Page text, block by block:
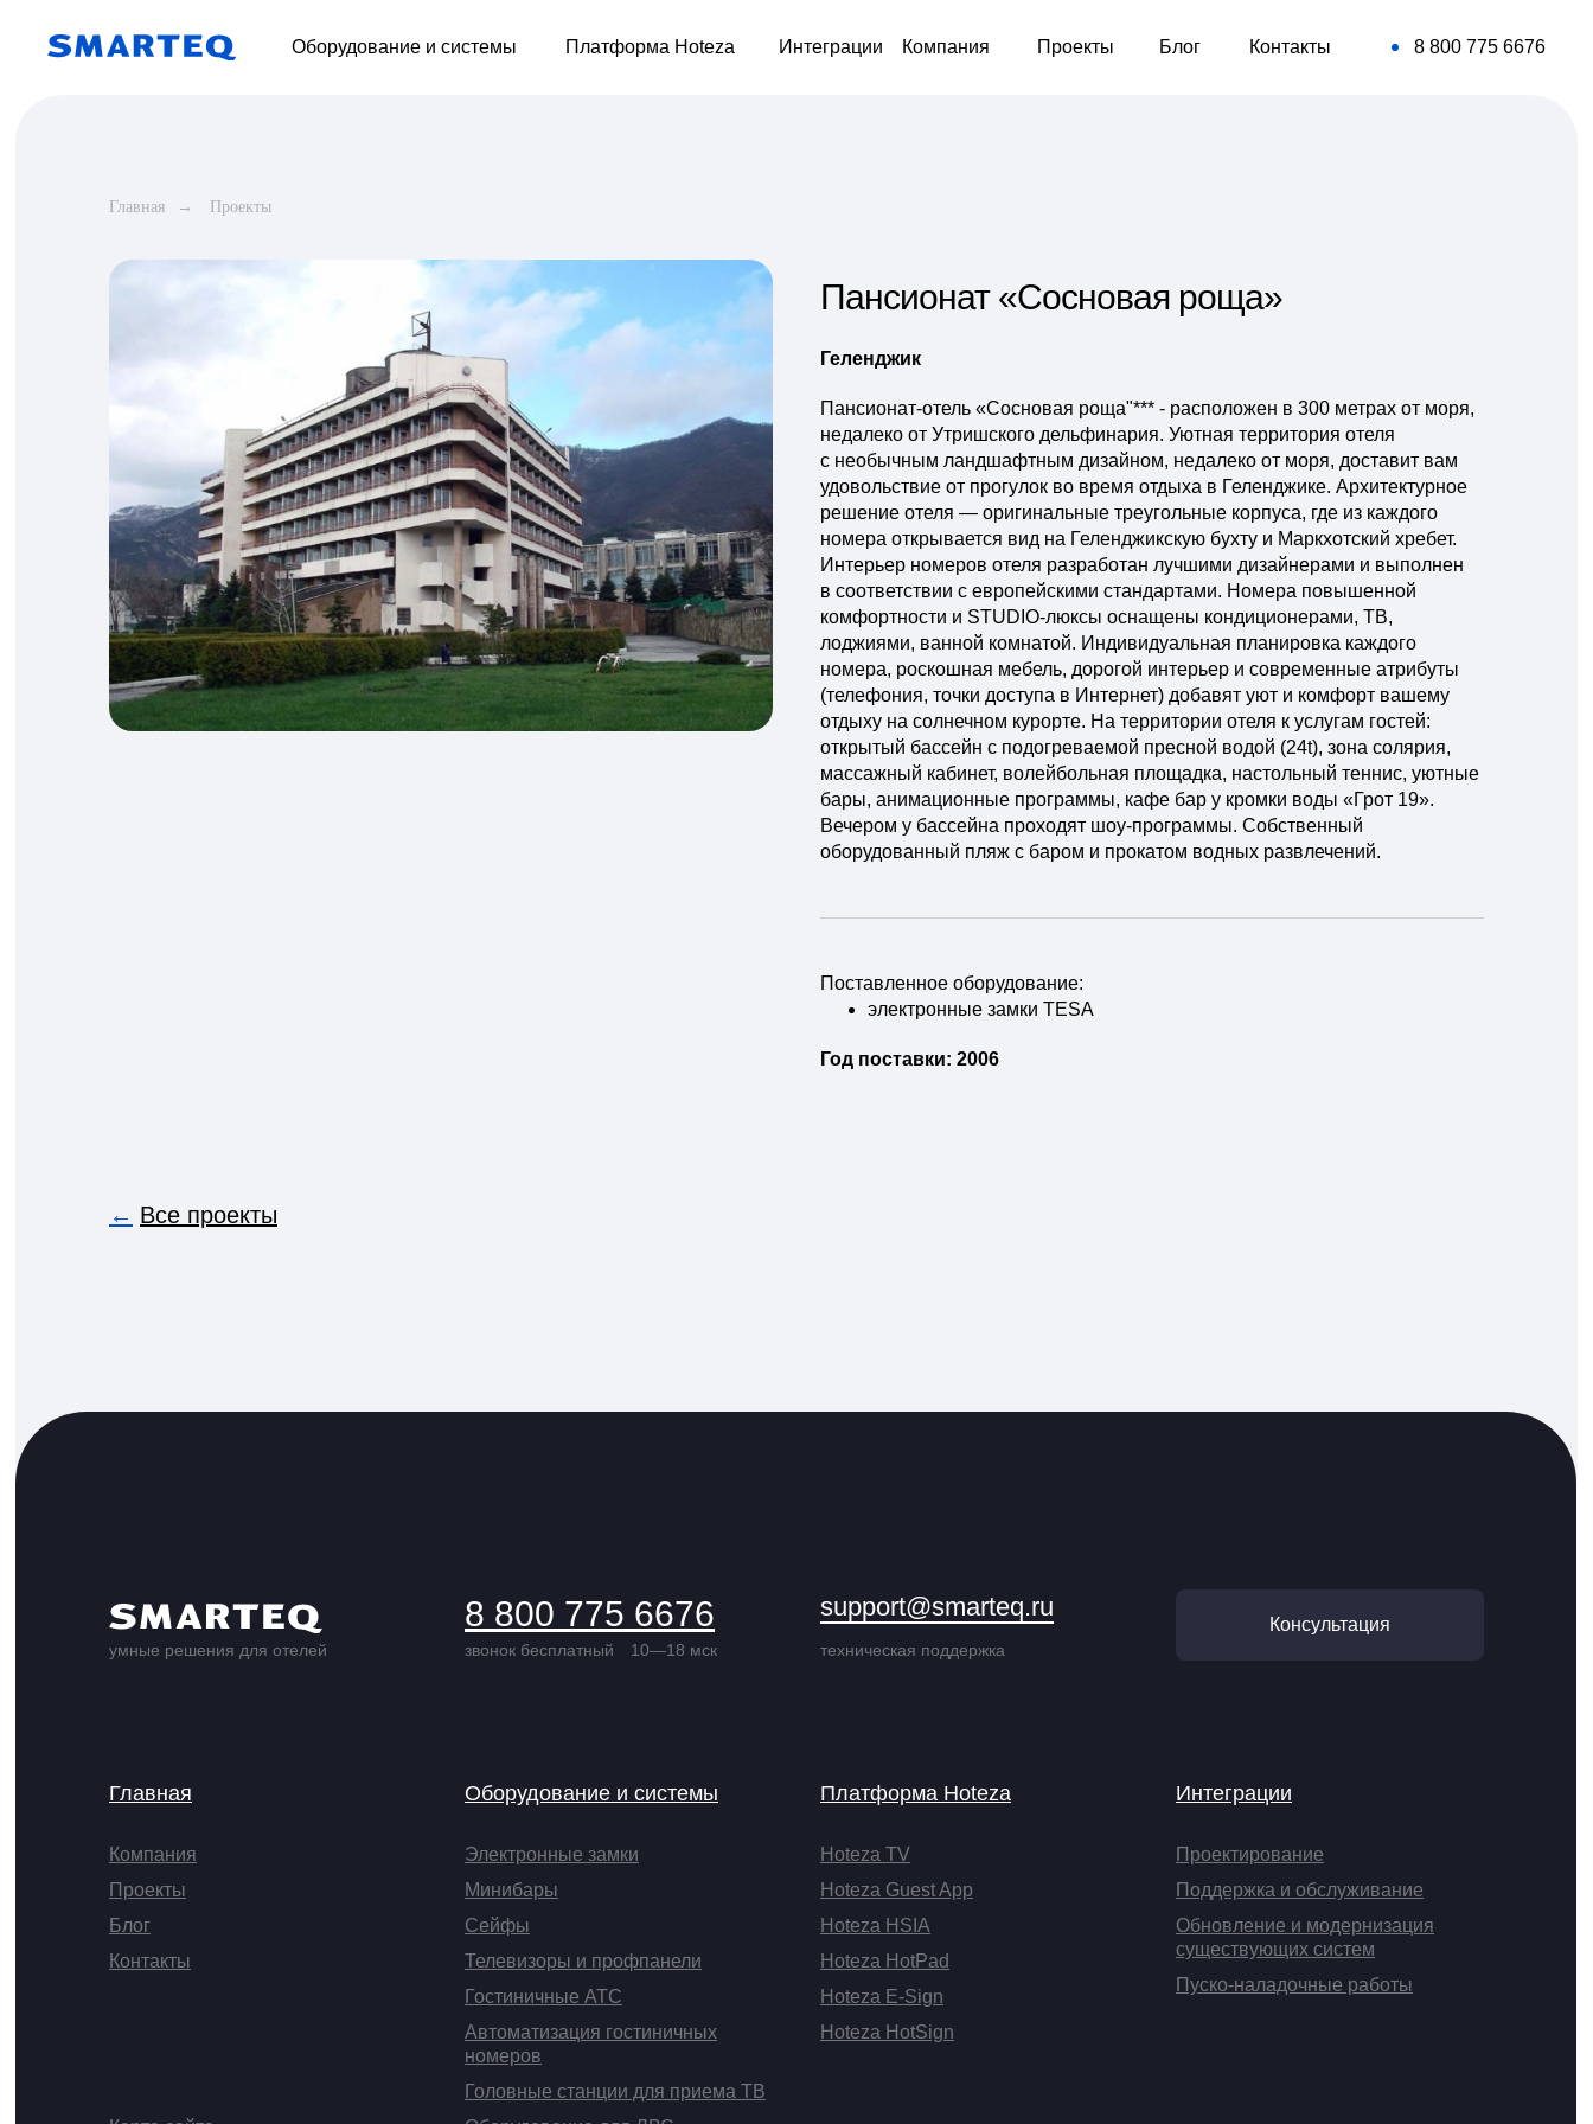
Оборудование и системы Платформа Hoteza Интеграции Контакты 8 800 775 6676
Блог
Проекты
Компания
Главная → Проекты
Пансионат «Сосновая роща»
Геленджик
Пансионат-отель «Сосновая роща"*** - расположен в 300 метрах от моря,
недалеко от Утришского дельфинария. Уютная территория отеля
с необычным ландшафтным дизайном, недалеко от моря, доставит вам
удовольствие от прогулок во время отдыха в Геленджике. Архитектурное
решение отеля — оригинальные треугольные корпуса, где из каждого
номера открывается вид на Геленджикскую бухту и Маркхотский хребет.
Интерьер номеров отеля разработан лучшими дизайнерами и выполнен
в соответствии с европейскими стандартами. Номера повышенной
комфортности и STUDIO-люксы оснащены кондиционерами, ТВ,
лоджиями, ванной комнатой. Индивидуальная планировка каждого
номера, роскошная мебель, дорогой интерьер и современные атрибуты
(телефония, точки доступа в Интернет) добавят уют и комфорт вашему
отдыху на солнечном курорте. На территории отеля к услугам гостей:
открытый бассейн с подогреваемой пресной водой (24t), зона солярия,
массажный кабинет, волейбольная площадка, настольный теннис, уютные
бары, анимационные программы, кафе бар у кромки воды «Грот 19».
Вечером у бассейна проходят шоу-программы. Собственный
оборудованный пляж с баром и прокатом водных развлечений.
Поставленное оборудование:
электронные замки TESA
Год поставки: 2006
← Все проекты
умные решения для отелей
Главная
Компания
Проекты
Блог
Контакты
Оборудование и системы
Электронные замки
Минибары
Сейфы
Телевизоры и профпанели
Гостиничные АТС
Головные станции для приема ТВ
Платформа Hoteza
Hoteza TV
Hoteza Guest App
Hoteza HSIA
Hoteza HotPad
Hoteza E-Sign
Hoteza HotSign
Интеграции
Проектирование
Поддержка и обслуживание
Обновление и модернизация
существующих систем
8 800 775 6676
звонок бесплатный 10—18 мск
support@smarteq.ru
техническая поддержка
Консультация
Автоматизация гостиничных
номеров
Пуско-наладочные работы